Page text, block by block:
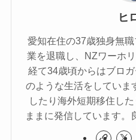
ヒ
愛知在住の37歳独身無
業を退職し、NZワーホ
経て34歳頃からはブロ
のような生活をしていま
したり海外短期移住し
ままに発信しています。